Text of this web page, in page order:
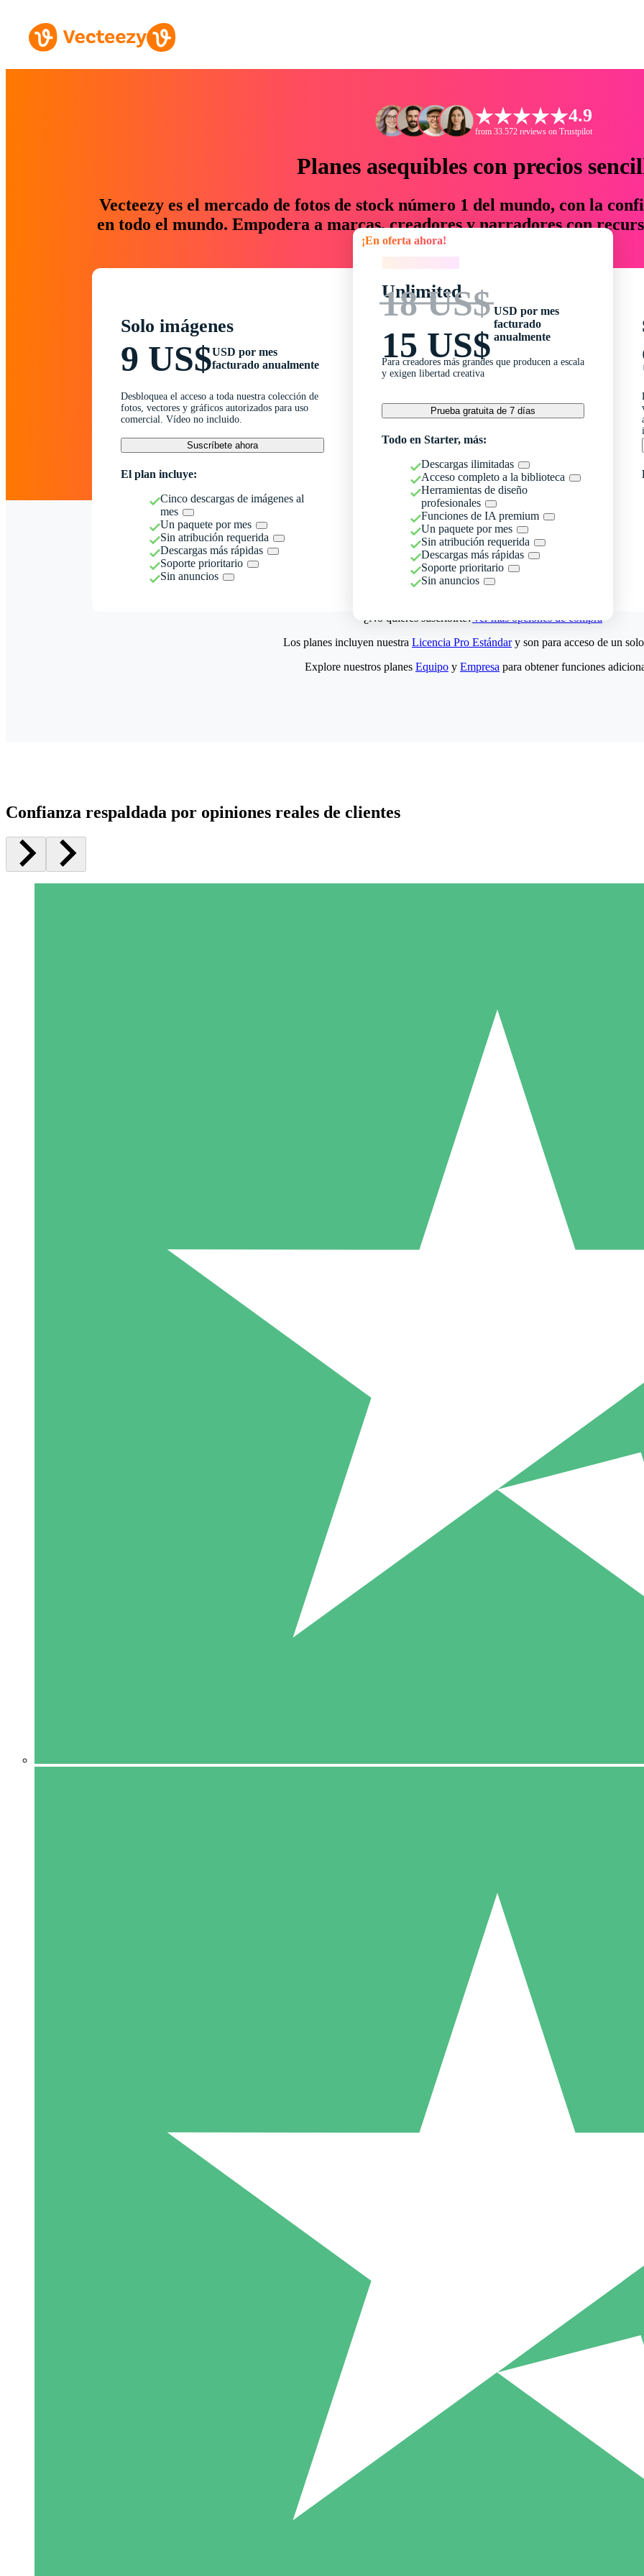
4.9
from 33.572 reviews on Trustpilot
Planes asequibles con precios
Vecteezy es el mercado de fotos de stock número 1 del mundo, con la
en todo el mundo. Empodera a marcas, creadores y narradores con
un 76 % en tiempo y presupuesto.
Solo imágenes
9 US$USD por mes
facturado anualmente
Desbloquea el acceso a toda nuestra colección de
fotos, vectores y gráficos autorizados para uso
comercial. Vídeo no incluido.
Suscríbete ahora
El plan incluye:
Cinco descargas de imágenes al
mes
Un paquete por mes
Sin atribución requerida
Descargas más rápidas
Soporte prioritario
Sin anuncios
¡En oferta ahora!
Unlimited
18 US$
15 US$
USD por mes
facturado
anualmente
Para creadores más grandes que producen a escala
y exigen libertad creativa
Prueba gratuita de 7 días
Todo en Starter, más:
Descargas ilimitadas
Acceso completo a la biblioteca
Herramientas de diseño
profesionales
Funciones de IA premium
Un paquete por mes
Sin atribución requerida
Descargas más rápidas
Soporte prioritario
Sin anuncios
¿No quieres suscribirte?Ver más opciones de compra
5 Descargas
15
Los planes incluyen nuestra Licencia Pro Estándary son para acceso de un
Explore nuestros planes Equipo y Empresa para obtener funciones
Confianza respaldada por opiniones reales de clientes